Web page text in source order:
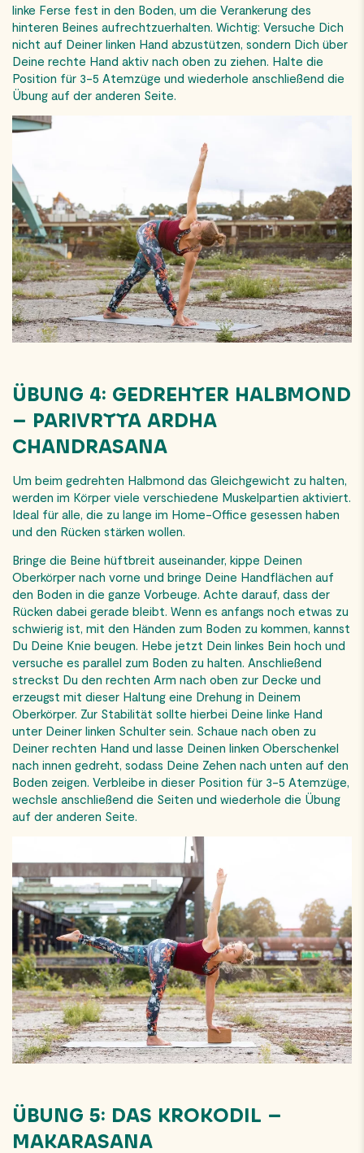
linke Ferse fest in den Boden, um die Verankerung des
hinteren Beines aufrechtzuerhalten. Wichtig: Versuche Dich
nicht auf Deiner linken Hand abzustützen, sondern Dich über
Deine rechte Hand aktiv nach oben zu ziehen. Halte die
Position für 3-5 Atemzüge und wiederhole anschließend die
Übung auf der anderen Seite.
ÜBUNG 4: GEDREHTER HALBMOND
– PARIVRTTA ARDHA
CHANDRASANA
Um beim gedrehten Halbmond das Gleichgewicht zu halten,
werden im Körper viele verschiedene Muskelpartien aktiviert.
Ideal für alle, die zu lange im Home-Office gesessen haben
und den Rücken stärken wollen.
Bringe die Beine hüftbreit auseinander, kippe Deinen
Oberkörper nach vorne und bringe Deine Handflächen auf
den Boden in die ganze Vorbeuge. Achte darauf, dass der
Rücken dabei gerade bleibt. Wenn es anfangs noch etwas zu
schwierig ist, mit den Händen zum Boden zu kommen, kannst
Du Deine Knie beugen. Hebe jetzt Dein linkes Bein hoch und
versuche es parallel zum Boden zu halten. Anschließend
streckst Du den rechten Arm nach oben zur Decke und
erzeugst mit dieser Haltung eine Drehung in Deinem
Oberkörper. Zur Stabilität sollte hierbei Deine linke Hand
unter Deiner linken Schulter sein. Schaue nach oben zu
Deiner rechten Hand und lasse Deinen linken Oberschenkel
nach innen gedreht, sodass Deine Zehen nach unten auf den
Boden zeigen. Verbleibe in dieser Position für 3-5 Atemzüge,
wechsle anschließend die Seiten und wiederhole die Übung
auf der anderen Seite.
ÜBUNG 5: DAS KROKODIL –
MAKARASANA